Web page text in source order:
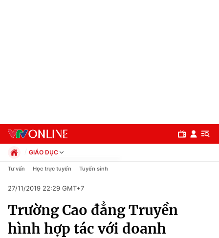
Chuyên mục
Chính trị
GIÁO DỤC
Chính trị
Pháp luật
Kinh tế
Thể thao
Truyền hình
Tư vấn Học trực tuyến Tuyển sinh
27/11/2019 22:29 GMT+7
Trường Cao đẳng Truyền
hình hợp tác với doanh